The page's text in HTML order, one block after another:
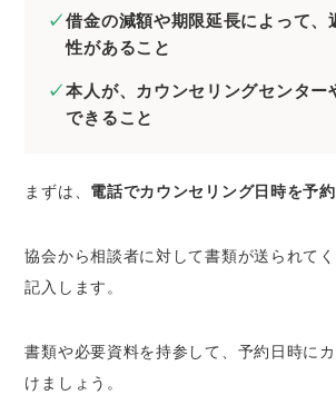
借金の減額や期限延長によって、
性があること
本人が、カウンセリングセンター
できること
まずは、 電話でカウンセリング日時を予約
協会から相談者に対して書類が送られて
記入します。
書類や必要資料を持参して、予約日時に
けましょう。